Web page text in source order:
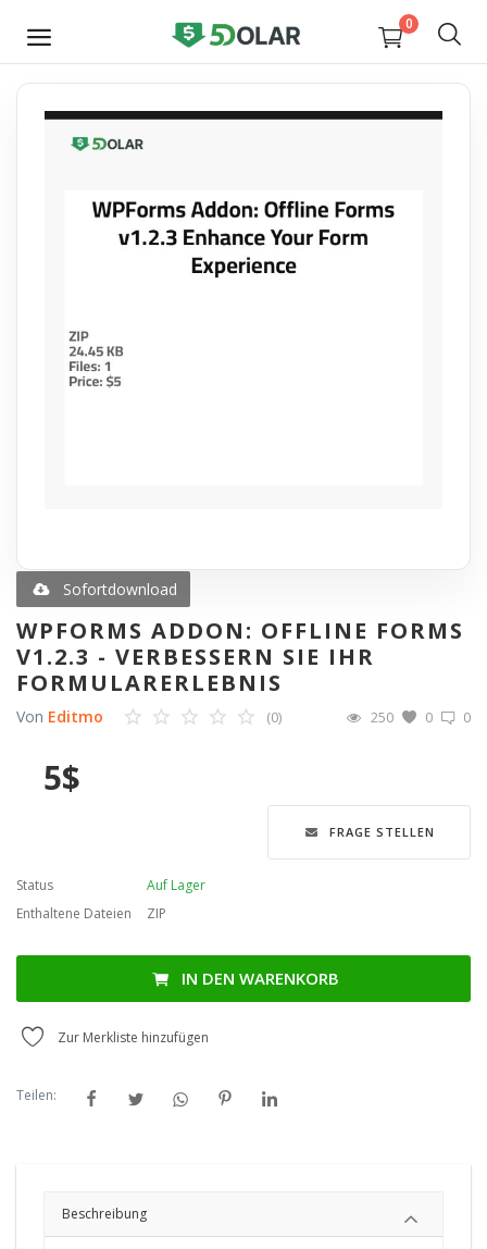
0
JETZT
VERKAUFEN
E-books
Merkliste
Contact
Anmelden
Sofortdownload
WPFORMS ADDON: OFFLINE FORMS
V1.2.3 - VERBESSERN SIE IHR
FORMULARERLEBNIS
Von Editmo 0
(0) 0
250
5$
FRAGE STELLEN
Status
Auf Lager
Enthaltene Dateien
ZIP
IN DEN WARENKORB
Zur Merkliste hinzufügen
Teilen:
Beschreibung